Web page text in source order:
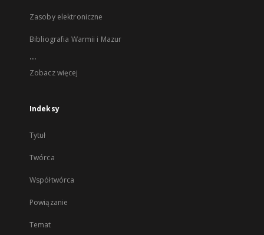
Zasoby elektroniczne
Bibliografia Warmii i Mazur
...
Zobacz więcej
Indeksy
Tytuł
Twórca
Współtwórca
Powiązanie
Temat